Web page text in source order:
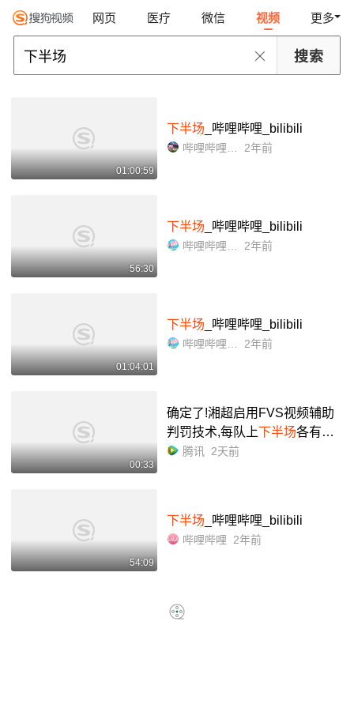
网页 医疗 微信 视频 更多
01:00:59
下半场 _哔哩哔哩_bilibili
2年前
56:30
下半场 _哔哩哔哩_bilibili
2年前
01:04:01
下半场 _哔哩哔哩_bilibili
2年前
00:33
确定了!湘超启用FVS视频辅助
判罚技术,每队上下半场各有一
次回看机会,针对进球 点球 直红
腾讯 2天前
54:09
下半场 _哔哩哔哩_bilibili
哔哩哔哩 2年前